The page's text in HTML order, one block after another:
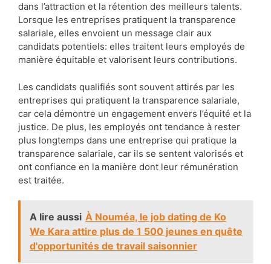
dans l’attraction et la rétention des meilleurs talents.
Lorsque les entreprises pratiquent la transparence
salariale, elles envoient un message clair aux
candidats potentiels: elles traitent leurs employés de
manière équitable et valorisent leurs contributions.
Les candidats qualifiés sont souvent attirés par les
entreprises qui pratiquent la transparence salariale,
car cela démontre un engagement envers l’équité et la
justice. De plus, les employés ont tendance à rester
plus longtemps dans une entreprise qui pratique la
transparence salariale, car ils se sentent valorisés et
ont confiance en la manière dont leur rémunération
est traitée.
A lire aussi À Nouméa, le job dating de Ko
We Kara attire plus de 1 500 jeunes en quête
d'opportunités de travail saisonnier